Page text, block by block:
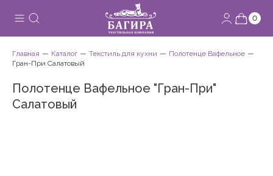
0
Главная Каталог Текстиль для кухни
Полотенце Вафельное
Гран-При Салатовый
Полотенце Вафельное "Гран-При"
Салатовый